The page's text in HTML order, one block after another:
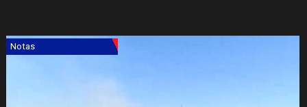
Notas